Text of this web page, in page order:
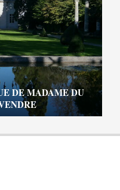
DE MADAME DU